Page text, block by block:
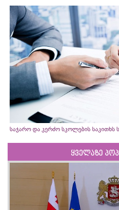
საჯარო და კერძო სკოლების საკითხს
ყველაზე